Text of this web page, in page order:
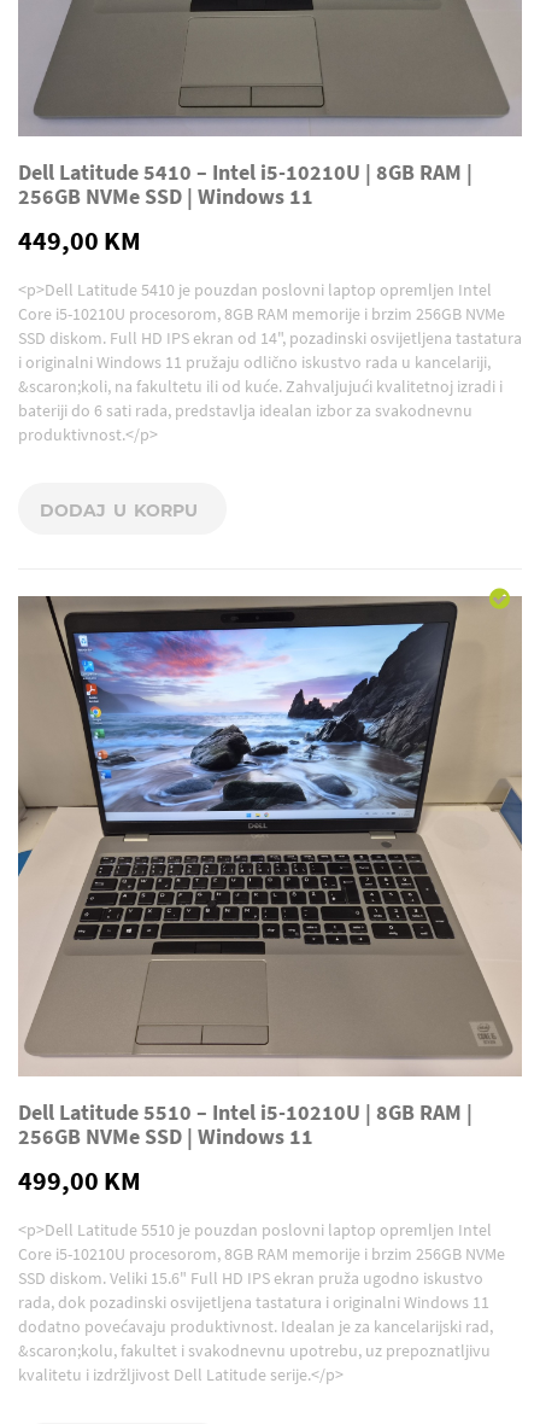
Dell Latitude 5410 – Intel i5-10210U | 8GB RAM |
256GB NVMe SSD | Windows 11
449,00 KM
<p>Dell Latitude 5410 je pouzdan poslovni laptop opremljen Intel
Core i5-10210U procesorom, 8GB RAM memorije i brzim 256GB NVMe
SSD diskom. Full HD IPS ekran od 14", pozadinski osvijetljena tastatura
i originalni Windows 11 pružaju odlično iskustvo rada u kancelariji,
&scaron;koli, na fakultetu ili od kuće. Zahvaljujući kvalitetnoj izradi i
bateriji do 6 sati rada, predstavlja idealan izbor za svakodnevnu
produktivnost.</p>
DODAJ U KORPU
Dell Latitude 5510 – Intel i5-10210U | 8GB RAM |
256GB NVMe SSD | Windows 11
499,00 KM
<p>Dell Latitude 5510 je pouzdan poslovni laptop opremljen Intel
Core i5-10210U procesorom, 8GB RAM memorije i brzim 256GB NVMe
SSD diskom. Veliki 15.6" Full HD IPS ekran pruža ugodno iskustvo
rada, dok pozadinski osvijetljena tastatura i originalni Windows 11
dodatno povećavaju produktivnost. Idealan je za kancelarijski rad,
&scaron;kolu, fakultet i svakodnevnu upotrebu, uz prepoznatljivu
kvalitetu i izdržljivost Dell Latitude serije.</p>